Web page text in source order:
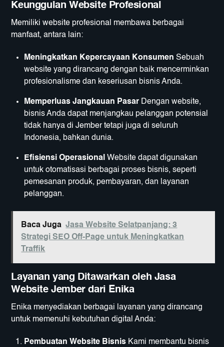
Keunggulan Website Profesional
Memiliki website profesional membawa berbagai
manfaat, antara lain:
Meningkatkan Kepercayaan Konsumen Sebuah
website yang dirancang dengan baik mencerminkan
profesionalisme dan keseriusan bisnis Anda.
Memperluas Jangkauan Pasar Dengan website,
bisnis Anda dapat menjangkau pelanggan potensial
tidak hanya di Jember tetapi juga di seluruh
Indonesia, bahkan dunia.
Efisiensi Operasional Website dapat digunakan
untuk otomatisasi berbagai proses bisnis, seperti
pemesanan produk, pembayaran, dan layanan
pelanggan.
Baca Juga Jasa Website Selatpanjang: 3
Strategi SEO Off-Page untuk Meningkatkan
Traffik
Layanan yang Ditawarkan oleh Jasa
Website Jember dari Enika
Enika menyediakan berbagai layanan yang dirancang
untuk memenuhi kebutuhan digital Anda:
Pembuatan Website Bisnis Kami membantu bisnis